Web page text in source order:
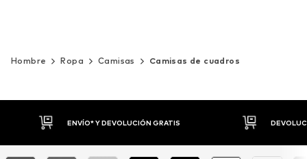
Hombre Ropa Camisas Camisas de cuadros
DEVOLUCIONES HASTA 30 DÍAS